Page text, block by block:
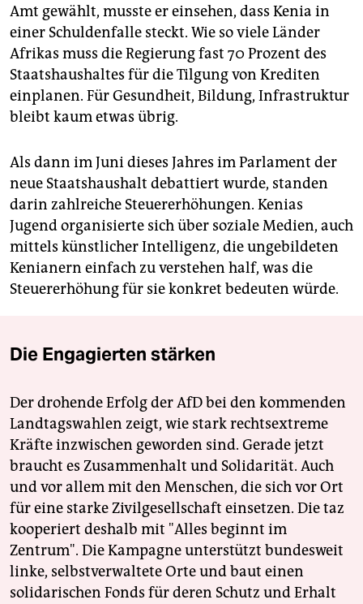
Amt gewählt, musste er einsehen, dass Kenia in
einer Schuldenfalle steckt. Wie so viele Länder
Afrikas muss die Regierung fast 70 Prozent des
Staatshaushaltes für die Tilgung von Krediten
einplanen. Für Gesundheit, Bildung, Infrastruktur
bleibt kaum etwas übrig.
Als dann im Juni dieses Jahres im Parlament der
neue Staatshaushalt debattiert wurde, standen
darin zahlreiche Steuererhöhungen. Kenias
Jugend organisierte sich über soziale Medien, auch
mittels künstlicher Intelligenz, die ungebildeten
Kenianern einfach zu verstehen half, was die
Steuererhöhung für sie konkret bedeuten würde.
Die Engagierten stärken
Der drohende Erfolg der AfD bei den kommenden
Landtagswahlen zeigt, wie stark rechtsextreme
Kräfte inzwischen geworden sind. Gerade jetzt
braucht es Zusammenhalt und Solidarität. Auch
und vor allem mit den Menschen, die sich vor Ort
für eine starke Zivilgesellschaft einsetzen. Die taz
kooperiert deshalb mit "Alles beginnt im
Zentrum". Die Kampagne unterstützt bundesweit
linke, selbstverwaltete Orte und baut einen
solidarischen Fonds für deren Schutz und Erhalt